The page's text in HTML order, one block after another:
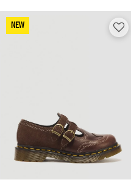
ドクターマーチン公
NEW